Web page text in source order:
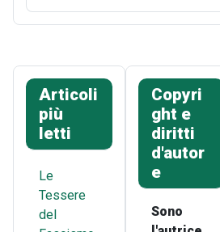
Articoli
più
letti
Le
Tessere
del
Copyri
ght e
diritti
d'autor
e
Sono